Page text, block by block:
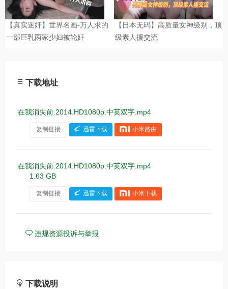
下载地址
在我消失前.2014.HD1080p.中英双字.mp4
复制链接 迅雷下载 小米路由
在我消失前.2014.HD1080p.中英双字.mp4
1.63 GB
复制链接 迅雷下载 小米下载
违规资源投诉与举报
下载说明